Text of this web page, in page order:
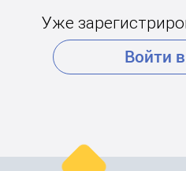
Уже
Войти